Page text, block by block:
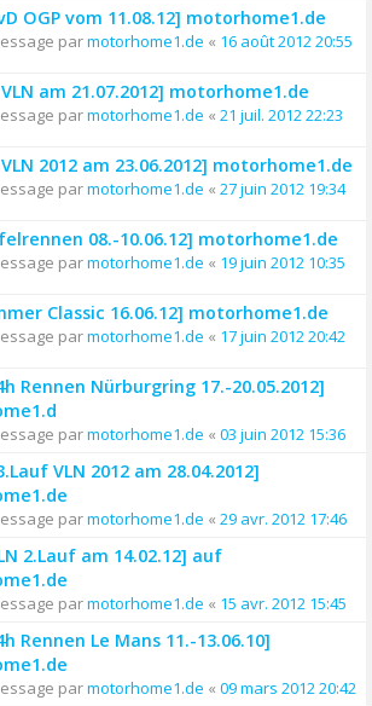
OGP vom 11.08.12] motorhome1.de
parmotorhome1.de « 16 août 2012 20:55
am 21.07.2012] motorhome1.de
parmotorhome1.de « 21 juil. 2012 22:23
2012 am 23.06.2012] motorhome1.de
parmotorhome1.de « 27 juin 2012 19:34
08.-10.06.12] motorhome1.de
parmotorhome1.de « 19 juin 2012 10:35
Classic 16.06.12] motorhome1.de
parmotorhome1.de « 17 juin 2012 20:42
Rennen Nürburgring 17.-20.05.2012]
parmotorhome1.de « 03 juin 2012 15:36
VLN 2012 am 28.04.2012]
parmotorhome1.de « 29 avr. 2012 17:46
2.Lauf am 14.02.12] auf
parmotorhome1.de « 15 avr. 2012 15:45
Rennen Le Mans 11.-13.06.10]
parmotorhome1.de « 09 mars 2012 20:42